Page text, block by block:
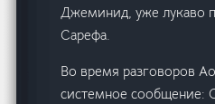
Джеминид, уже лукаво
Сарефа.
Во время разговоров
системное сообщение: